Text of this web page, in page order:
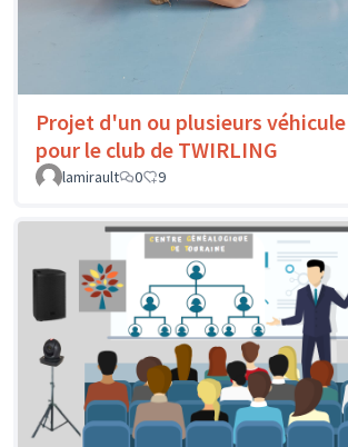
Projet d'un ou plusieurs véhicule
pour le club de TWIRLING
lamirault
0 9